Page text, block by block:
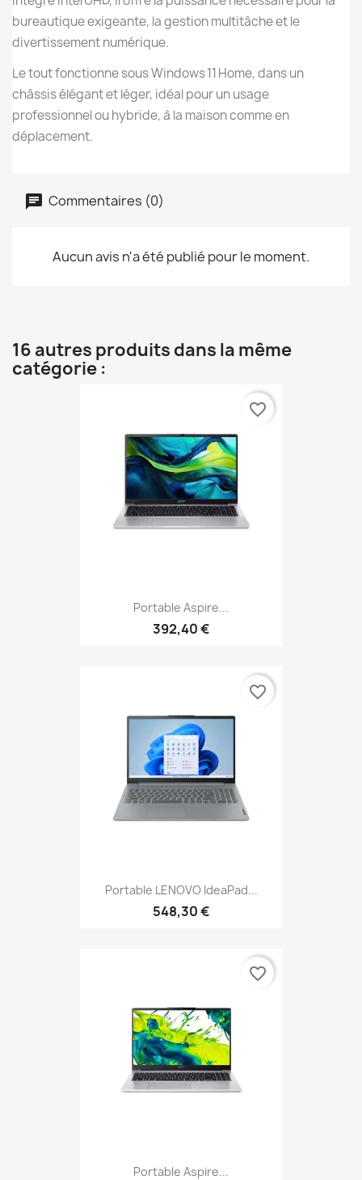
bureautique exigeante, la gestion multitâche et le
divertissement numérique.
Le tout fonctionne sous Windows 11 Home, dans un
châssis élégant et léger, idéal pour un usage
professionnel ou hybride, à la maison comme en
déplacement.
Commentaires (0)
Aucun avis n'a été publié pour le moment.
16 autres produits dans la même
catégorie :
Portable Aspire...
392,40 €
favorite_border
Portable LENOVO IdeaPad...
548,30 €
favorite_border
Portable Aspire...
favorite_border